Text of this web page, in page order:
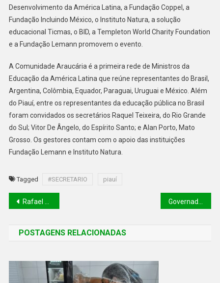
Desenvolvimento da América Latina, a Fundação Coppel, a
Fundação Incluindo México, o Instituto Natura, a solução
educacional Ticmas, o BID, a Templeton World Charity Foundation
e a Fundação Lemann promovem o evento.
A Comunidade Araucária é a primeira rede de Ministros da
Educação da América Latina que reúne representantes do Brasil,
Argentina, Colômbia, Equador, Paraguai, Uruguai e México. Além
do Piauí, entre os representantes da educação pública no Brasil
foram convidados os secretários Raquel Teixeira, do Rio Grande
do Sul; Vitor De Ângelo, do Espírito Santo; e Alan Porto, Mato
Grosso. Os gestores contam com o apoio das instituições
Fundação Lemann e Instituto Natura.
Tagged #SECRETARIO piauí
Rafael Fonteles esteve com presidente da embratur e fala sobre turismo no Piaui Governadores vão cobrar de Lula a compensação por perdas com ICMS
POSTAGENS RELACIONADAS